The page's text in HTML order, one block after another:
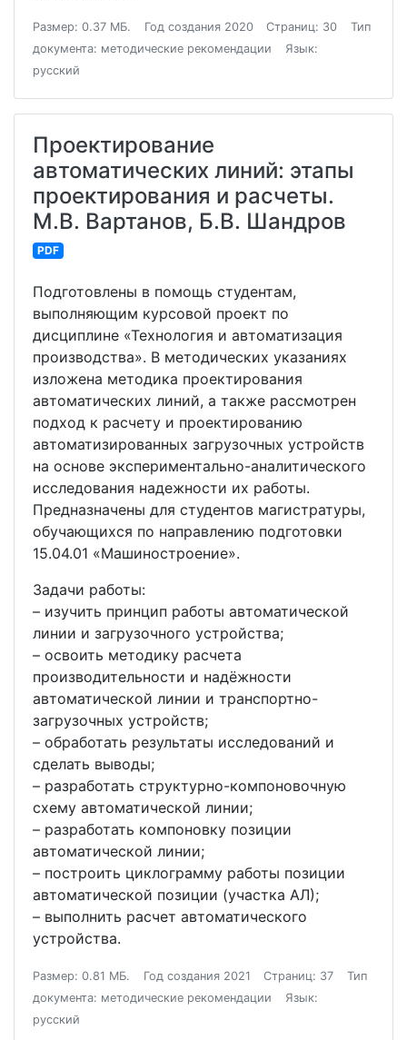
Размер: 0.37 МБ. Год создания 2020 Страниц: 30
Тип
документа: методические рекомендации
Язык:
русский
Проектирование
автоматических линий: этапы
проектирования и расчеты.
М.В. Вартанов, Б.В. Шандров
PDF
Подготовлены в помощь студентам,
выполняющим курсовой проект по
дисциплине «Технология и автоматизация
производства». В методических указаниях
изложена методика проектирования
автоматических линий, а также рассмотрен
подход к расчету и проектированию
автоматизированных загрузочных устройств
на основе экспериментально-аналитического
исследования надежности их работы.
Предназначены для студентов магистратуры,
обучающихся по направлению подготовки
15.04.01 «Машиностроение».
Задачи работы:
– изучить принцип работы автоматической
линии и загрузочного устройства;
– освоить методику расчета
производительности и надёжности
автоматической линии и транспортно-
загрузочных устройств;
– обработать результаты исследований и
сделать выводы;
– разработать структурно-компоновочную
схему автоматической линии;
– разработать компоновку позиции
автоматической линии;
– построить циклограмму работы позиции
автоматической позиции (участка АЛ);
– выполнить расчет автоматического
устройства.
Размер: 0.81 МБ. Год создания 2021 Страниц: 37
Тип
документа: методические рекомендации
Язык:
русский